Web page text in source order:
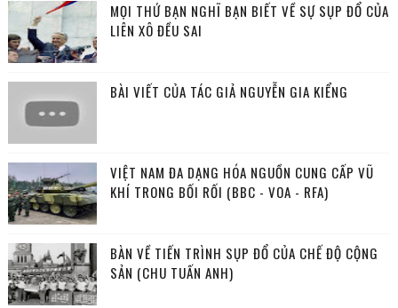
MỌI THỨ BẠN NGHĨ BẠN BIẾT VỀ SỰ SỤP ĐỔ CỦA
LIÊN XÔ ĐỀU SAI
BÀI VIẾT CỦA TÁC GIẢ NGUYỄN GIA KIỂNG
VIỆT NAM ĐA DẠNG HÓA NGUỒN CUNG CẤP VŨ
KHÍ TRONG BỐI RỐI (BBC - VOA - RFA)
BÀN VỀ TIẾN TRÌNH SỤP ĐỔ CỦA CHẾ ĐỘ CỘNG
SẢN (CHU TUẤN ANH)